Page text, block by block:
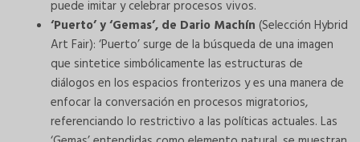
puede imitar y celebrar procesos vivos.
‘Puerto’ y ‘Gemas’, de Dario Machín (Selección Hybrid
Art Fair): ‘Puerto’ surge de la búsqueda de una imagen
que sintetice simbólicamente las estructuras de
diálogos en los espacios fronterizos y es una manera de
enfocar la conversación en procesos migratorios,
referenciando lo restrictivo a las políticas actuales. Las